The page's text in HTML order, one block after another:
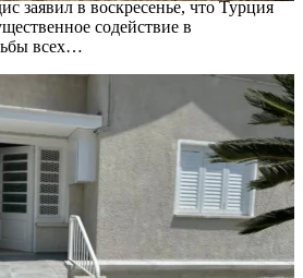
заявил в воскресенье, что Турция
содействие в
всех…